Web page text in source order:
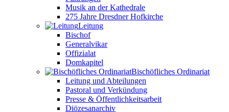
Musik an der Kathedrale
275 Jahre Dresdner Hofkirche
Leitung
Bischof
Generalvikar
Offizialat
Domkapitel
Bischöfliches Ordinariat
Leitung und Abteilungen
Pastoral und Verkündung
Presse & Öffentlichkeitsarbeit
Diözesanarchiv